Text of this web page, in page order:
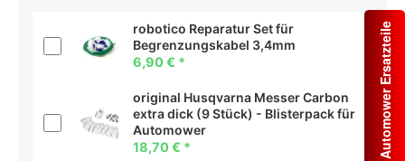
Automower Ersatzteile
robotico Reparatur Set für
Begrenzungskabel 3,4mm
6,90 € *
original Husqvarna Messer Carbon
extra dick (9 Stück) - Blisterpack für
Automower
18,70 € *